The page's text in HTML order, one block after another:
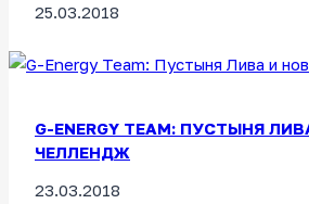
25.03.2018
G-ENERGY TEAM: ПУСТЫНЯ
ЧЕЛЛЕНДЖ
23.03.2018